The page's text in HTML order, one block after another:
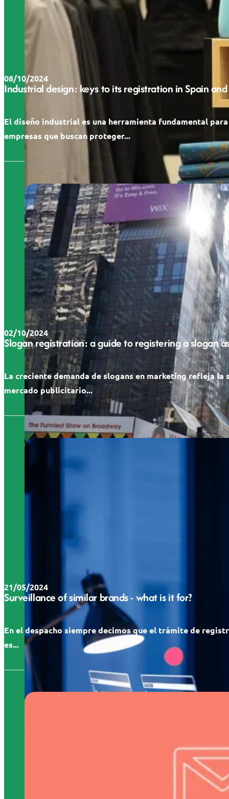
08/10/2024
Industrial design: keys to its registration in Spain and
El diseño industrial es una herramienta fundamental
empresas que buscan proteger...
02/10/2024
Slogan registration: a guide to registering a slogan
La creciente demanda de slogans en marketing refleja la
mercado publicitario...
21/05/2024
Surveillance of similar brands - what is it for?
En el despacho siempre decimos que el trámite de
es...